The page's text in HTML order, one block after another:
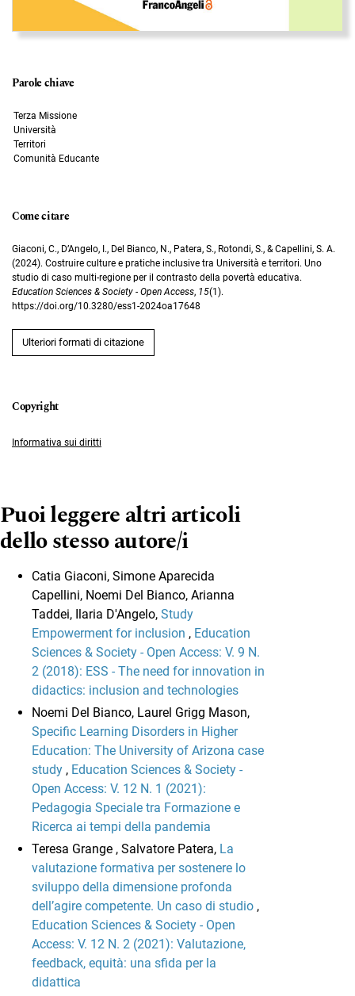
Parole chiave
Terza Missione
Università
Territori
Comunità Educante
Come citare
Giaconi, C., D’Angelo, I., Del Bianco, N., Patera, S., Rotondi, S., & Capellini, S. A.
(2024). Costruire culture e pratiche inclusive tra Università e territori. Uno
studio di caso multi-regione per il contrasto della povertà educativa.
Education Sciences & Society - Open Access, 15(1).
https://doi.org/10.3280/ess1-2024oa17648
Ulteriori formati di citazione
Informativa sui diritti
Puoi leggere altri articoli
dello stesso autore/i
Catia Giaconi, Simone Aparecida
Capellini, Noemi Del Bianco, Arianna
Taddei, Ilaria D'Angelo, Study
Empowerment for inclusion , Education
Sciences & Society - Open Access: V. 9 N.
2 (2018): ESS - The need for innovation in
didactics: inclusion and technologies
Noemi Del Bianco, Laurel Grigg Mason,
Specific Learning Disorders in Higher
Education: The University of Arizona case
study , Education Sciences & Society -
Open Access: V. 12 N. 1 (2021):
Pedagogia Speciale tra Formazione e
Ricerca ai tempi della pandemia
Teresa Grange , Salvatore Patera, La
valutazione formativa per sostenere lo
sviluppo della dimensione profonda
dell’agire competente. Un caso di studio ,
Education Sciences & Society - Open
Access: V. 12 N. 2 (2021): Valutazione,
feedback, equità: una sfida per la
didattica